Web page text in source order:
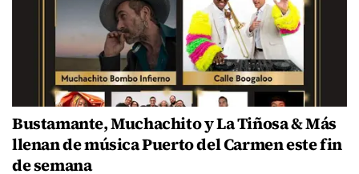
Bustamante, Muchachito y La Tiñosa & Más
llenan de música Puerto del Carmen este fin
de semana